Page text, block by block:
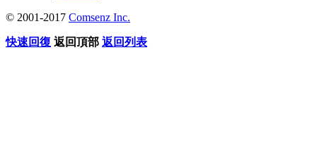
© 2001-2017 Comsenz Inc.
快速回復 返回頂部 返回列表